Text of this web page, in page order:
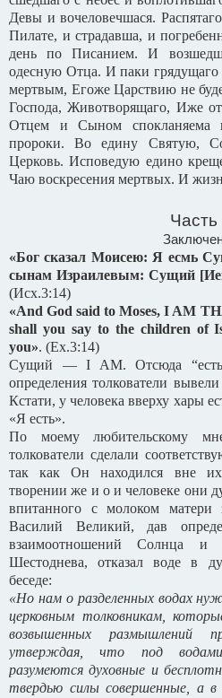
Девы и вочеловечшася.
Пилате, и страдавша, и
день по Писанием. И
одесную Отца. И паки
мертвым, Егоже Царствию не
Господа, Животворящаго, Иже
Отцем и Сыном спокланяема и
пророки. Во едину Святую,
Церковь. Исповедую едино
Чаю воскресения мертвых. И
Часть
«Бог сказал Моисею: Я есмь
сынам Израилевым: Сущий
(Исх.3:14)
«And God said to Moses, I AM
shall you say to the children of
you». (Ex.3:14)
Сущий — I AM. Отсюда
определения толкователи
Кстати, у человека вверху хары
«Я есть».
По моему любительскому
толкователи сделали
так как Он находился вне их
творении же и о и человеке они
впитанного с молоком матери
Василий Великий, дав
взаимоотношений Солнца и
Шестоднева, отказал воде в
беседе:
«Но нам о разделенных водах
церковным толковникам,
возвышенных размышлений
утверждая, что под
разумеются духовные и
твердью силы совершенные, а в